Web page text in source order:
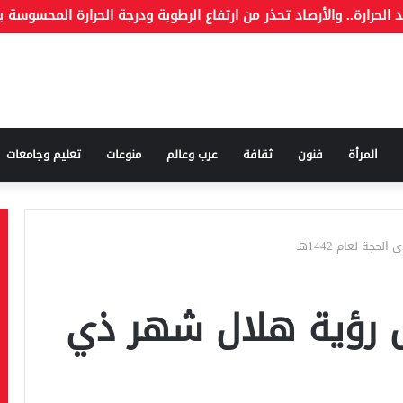
وما هو الكذب
المرأة فنون ثقافة عرب وعالم منوعات تعليم وجامعات
لعام 1442هـ
رؤية هلال شهر ذي